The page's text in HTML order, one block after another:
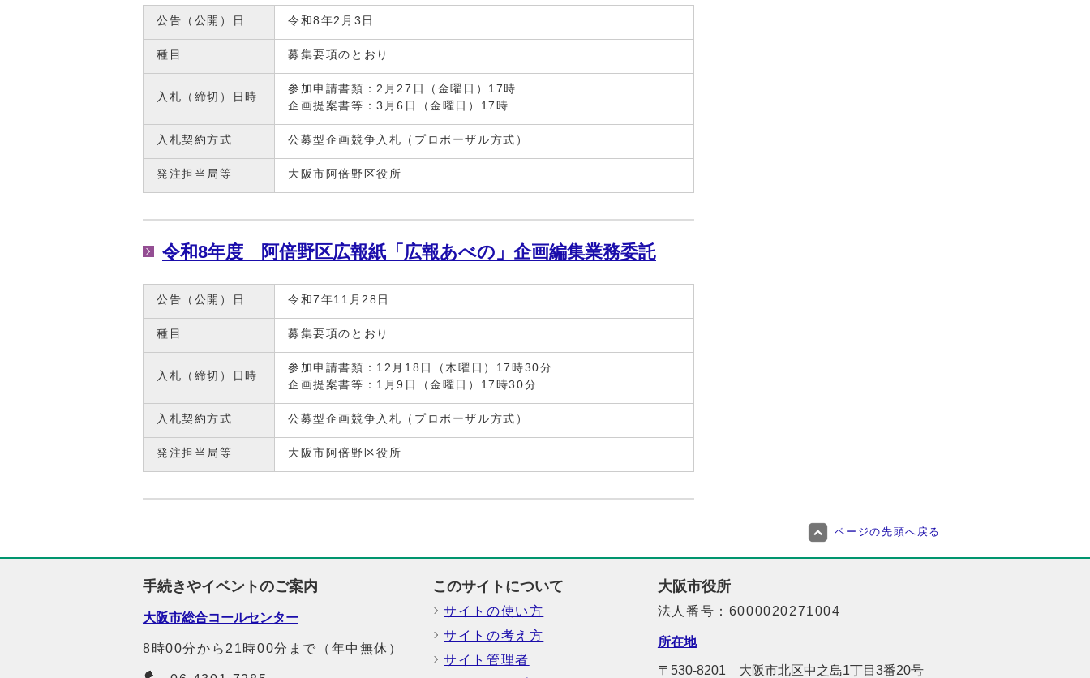
公告（公開）日 令和8年2月3日
種目 募集要項のとおり
入札（締切）日時
参加申請書類：2月27日（金曜日）17時
企画提案書等：3月6日（金曜日）17時
入札契約方式 公募型企画競争入札（プロポーザル方式）
発注担当局等 大阪市阿倍野区役所
令和8年度 阿倍野区広報紙「広報あべの」企画編集業務委託
公告（公開）日 令和7年11月28日
種目 募集要項のとおり
入札（締切）日時
参加申請書類：12月18日（木曜日）17時30分
企画提案書等：1月9日（金曜日）17時30分
入札契約方式 公募型企画競争入札（プロポーザル方式）
発注担当局等 大阪市阿倍野区役所
ページの先頭へ戻る
手続きやイベントのご案内
大阪市総合コールセンター
8時00分から21時00分まで（年中無休）
このサイトについて
サイトの使い方
サイトの考え方
サイト管理者
大阪市役所
法人番号：6000020271004
所在地
〒530-8201 大阪市北区中之島1丁目3番20号